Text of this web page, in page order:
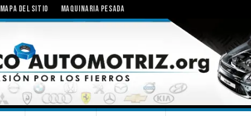
MAPA DEL SITIO MAQUINARIA PESADA